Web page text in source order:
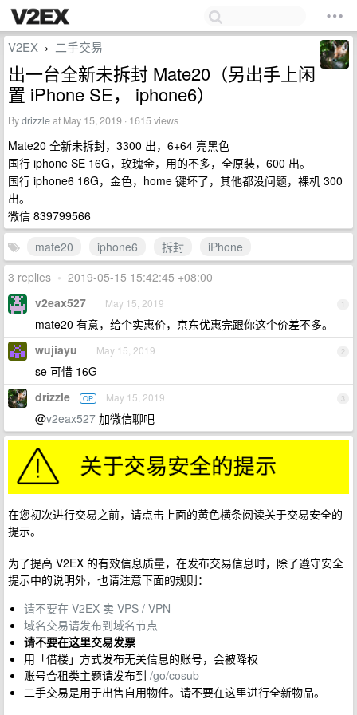
V2EX › 二手交易
出一台全新未拆封 Mate20（另出手上闲
置 iPhone SE， iphone6）
Bydrizzleat May 15, 2019 · 1615 views
Mate20 全新未拆封，3300 出，6+64 亮黑色
国行 iphone SE 16G，玫瑰金，用的不多，全原装，600 出。
国行 iphone6 16G，金色，home 键坏了，其他都没问题，裸机 300
出。
微信 839799566
mate20
iphone6 拆封
iPhone
3 replies • 2019-05-15 15:42:45 +08:00
1
v2eax527 May 15, 2019
mate20 有意，给个实惠价，京东优惠完跟你这个价差不多。
2
wujiayu May 15, 2019
se 可惜 16G
3
drizzle OP May 15, 2019
@v2eax527 加微信聊吧
在您初次进行交易之前，请点击上面的黄色横条阅读关于交易安全的
提示。
为了提高 V2EX 的有效信息质量，在发布交易信息时，除了遵守安全
提示中的说明外，也请注意下面的规则：
请不要在 V2EX 卖 VPS / VPN
域名交易请发布到域名节点
请不要在这里交易发票
用「借楼」方式发布无关信息的账号，会被降权
账号合租类主题请发布到 /go/cosub
二手交易是用于出售自用物件。请不要在这里进行全新物品。